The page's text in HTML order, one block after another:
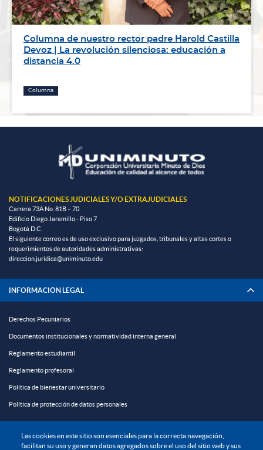
Las cookies en este sitio son esenciales para la correcta navegación,
facilitan su uso y generan datos agregados sobre el uso del sitio web y sus
Columna de nuestro rector padre Harold Castilla
Devoz | La revolución silenciosa: educación a
distancia 4.0
Columna
NOTIFICACIONES JUDICIALES Y/O EXTRAJUDICIALES
Carrera 73A No. 81B – 70.
Edificio Diego Jaramillo - Piso 7
Bogotá D.C.
El siguiente correo es de uso exclusivo para juzgados, tribunales y altas cortes o
requerimientos de autoridades administrativas:
direccion.juridica@uniminuto.edu
INFORMACIÓN LEGAL
Derechos Pecuniarios
Documentos institucionales y normatividad interna general
Reglamento estudiantil
Reglamento profesoral
Política de bienestar universitario
Política de protección de datos personales
EXPLORA